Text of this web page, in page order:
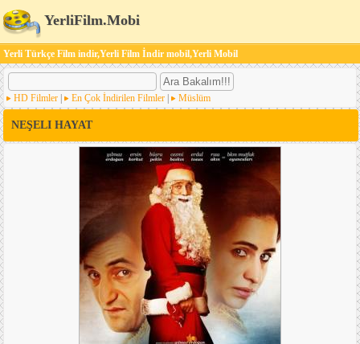
YerliFilm.Mobi
Yerli Türkçe Film indir,Yerli Film İndir mobil,Yerli Mobil
HD Filmler En Çok İndirilen Filmler Müslüm
NEŞELI HAYAT